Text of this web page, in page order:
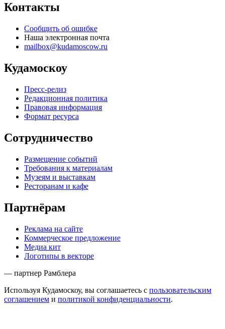
Контакты
Сообщить об ошибке
Наша электронная почта
mailbox@kudamoscow.ru
Кудамоскоу
Пресс-релиз
Редакционная политика
Правовая информация
Формат ресурса
Сотрудничество
Размещение событий
Требования к материалам
Музеям и выставкам
Ресторанам и кафе
Партнёрам
Реклама на сайте
Коммерческое предложение
Медиа кит
Логотипы в векторе
— партнер Рамблера
Используя Кудамоскоу, вы соглашаетесь с пользовательским
соглашением и политикой конфиденциальности.